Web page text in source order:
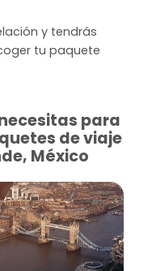
y tendrás
tu paquete
para
de viaje
México